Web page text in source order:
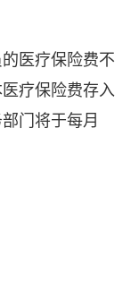
医疗保险费不
疗保险费存入
门将于每月